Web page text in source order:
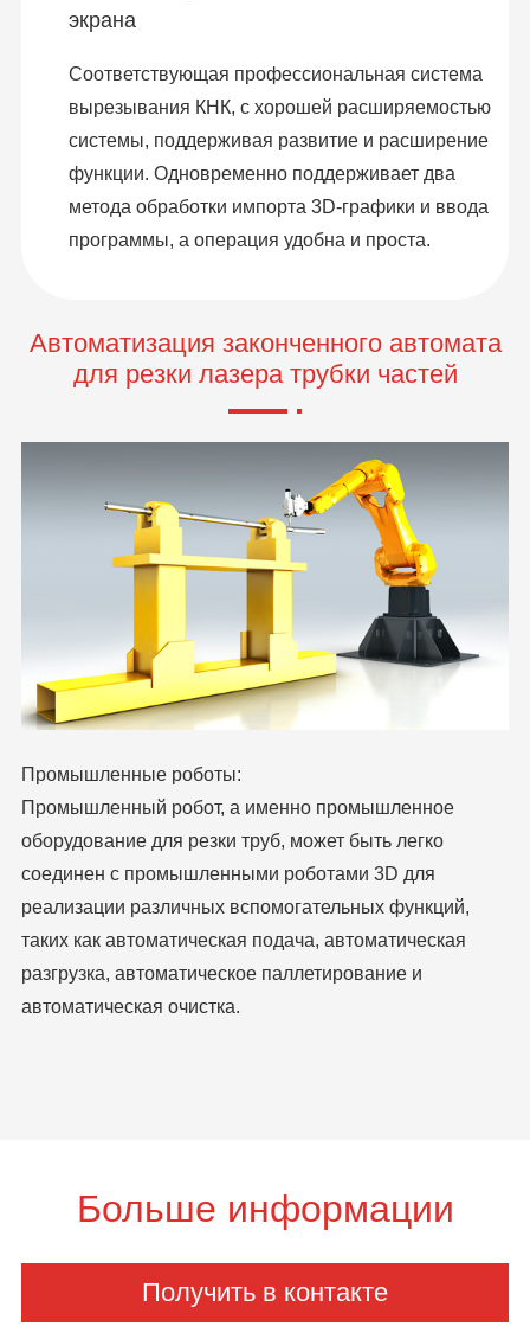
экрана
Соответствующая профессиональная система
вырезывания КНК, с хорошей расширяемостью
системы, поддерживая развитие и расширение
функции. Одновременно поддерживает два
метода обработки импорта 3D-графики и ввода
программы, а операция удобна и проста.
Автоматизация законченного автомата
для резки лазера трубки частей
Промышленные роботы:
Промышленный робот, а именно промышленное
оборудование для резки труб, может быть легко
соединен с промышленными роботами 3D для
реализации различных вспомогательных функций,
таких как автоматическая подача, автоматическая
разгрузка, автоматическое паллетирование и
автоматическая очистка.
Больше информации
Получить в контакте